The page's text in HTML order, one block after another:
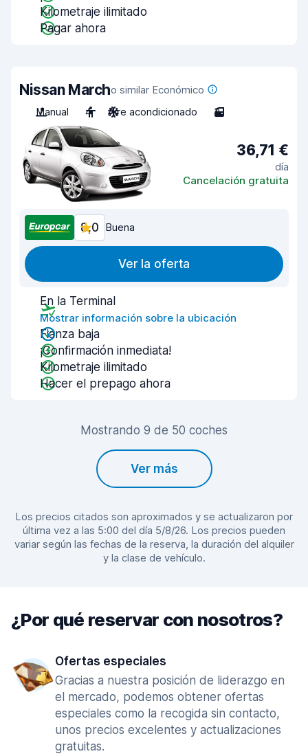
Kilometraje ilimitado
Pagar ahora
Nissan Marcho similar Económico
Manual
4 Aire acondicionado 3
36,71 €
día
Cancelación gratuita
8,0 Buena
Ver la oferta
En la Terminal
Mostrar información sobre la ubicación
Fianza baja
¡Confirmación inmediata!
Kilometraje ilimitado
Hacer el prepago ahora
Mostrando 9 de 50 coches
Ver más
Los precios citados son aproximados y se actualizaron por
última vez a las 5:00 del día 5/8/26. Los precios pueden
variar según las fechas de la reserva, la duración del alquiler
y la clase de vehículo.
¿Por qué reservar con nosotros?
Ofertas especiales
Gracias a nuestra posición de liderazgo en
el mercado, podemos obtener ofertas
especiales como la recogida sin contacto,
unos precios excelentes y actualizaciones
gratuitas.